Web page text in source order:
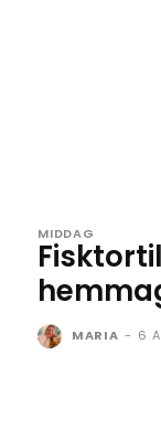
MIDDAG
MARIA - 6